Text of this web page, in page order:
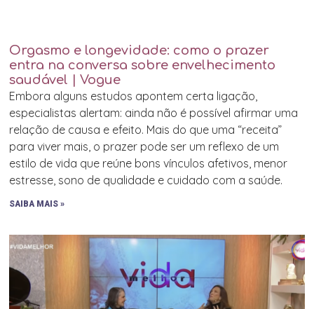
Orgasmo e longevidade: como o prazer
entra na conversa sobre envelhecimento
saudável | Vogue
Embora alguns estudos apontem certa ligação,
especialistas alertam: ainda não é possível afirmar uma
relação de causa e efeito. Mais do que uma “receita”
para viver mais, o prazer pode ser um reflexo de um
estilo de vida que reúne bons vínculos afetivos, menor
estresse, sono de qualidade e cuidado com a saúde.
SAIBA MAIS »